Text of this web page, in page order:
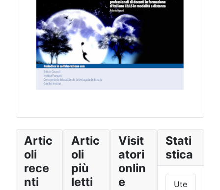
Artic
oli
rece
nti
Artic
oli
più
letti
Visit
atori
onlin
e
Stati
stica
Ute